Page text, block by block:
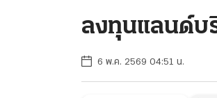
ลงทุนแลนด์บ
6 พ.ค. 2569 04:51 น.